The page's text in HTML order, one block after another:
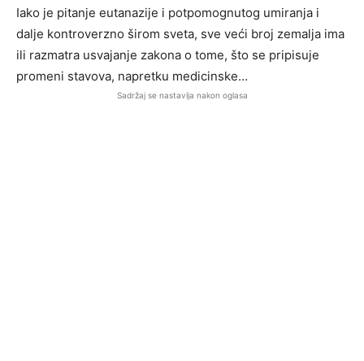
Iako je pitanje eutanazije i potpomognutog umiranja i
dalje kontroverzno širom sveta, sve veći broj zemalja ima
ili razmatra usvajanje zakona o tome, što se pripisuje
promeni stavova, napretku medicinske…
Sadržaj se nastavlja nakon oglasa